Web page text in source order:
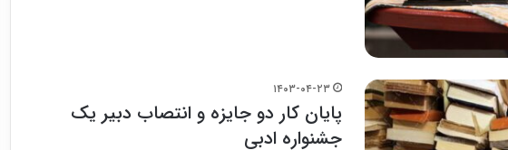
۱۴۰۳-۰۴-۲۳
پایان کار دو جایزه و انتصاب دبیر یک
جشنواره ادبی